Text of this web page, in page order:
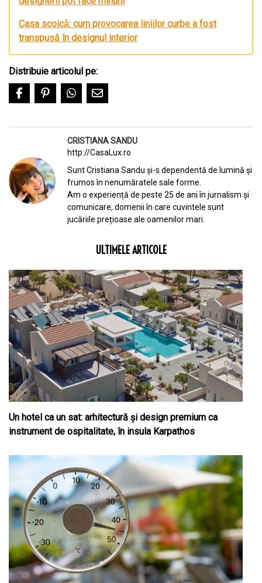
Casa scoicǎ: cum provocarea liniilor curbe a fost
transpusă în designul interior
Distribuie articolul pe:
CRISTIANA SANDU
http://CasaLux.ro
Sunt Cristiana Sandu și-s dependentă de lumină și
frumos în nenumăratele sale forme.
Am o experiență de peste 25 de ani în jurnalism și
comunicare, domenii în care cuvintele sunt
jucăriile prețioase ale oamenilor mari.
ULTIMELE ARTICOLE
Un hotel ca un sat: arhitectură și design premium ca
instrument de ospitalitate, în insula Karpathos